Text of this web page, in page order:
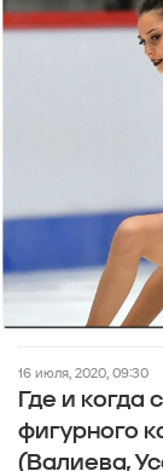
16 июля, 2020, 09:30
Где и когда
фигурного
(Валиева,